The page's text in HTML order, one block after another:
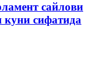
сайлови
сифатида